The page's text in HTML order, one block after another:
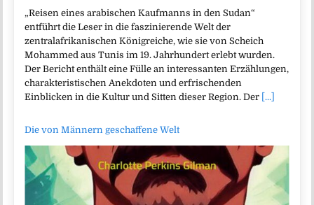
„Reisen eines arabischen Kaufmanns in den Sudan“
entführt die Leser in die faszinierende Welt der
zentralafrikanischen Königreiche, wie sie von Scheich
Mohammed aus Tunis im 19. Jahrhundert erlebt wurden.
Der Bericht enthält eine Fülle an interessanten Erzählungen,
charakteristischen Anekdoten und erfrischenden
Einblicken in die Kultur und Sitten dieser Region. Der [...]
Die von Männern geschaffene Welt